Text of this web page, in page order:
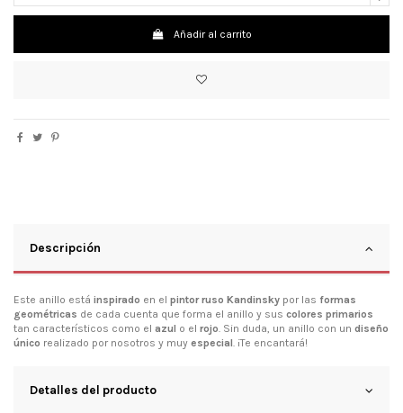
Añadir al carrito
Descripción
Este anillo está inspirado en el pintor ruso Kandinsky por las formas
geométricas de cada cuenta que forma el anillo y sus colores primarios
tan característicos como el azul o el rojo. Sin duda, un anillo con un diseño
único realizado por nosotros y muy especial. ¡Te encantará!
Detalles del producto